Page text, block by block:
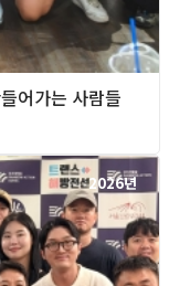
어가는 사람들
2026년